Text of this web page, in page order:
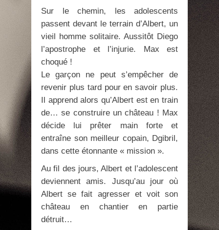
Sur le chemin, les adolescents
passent devant le terrain d’Albert, un
vieil homme solitaire. Aussitôt Diego
l’apostrophe et l’injurie. Max est
choqué !
Le garçon ne peut s’empêcher de
revenir plus tard pour en savoir plus.
Il apprend alors qu’Albert est en train
de… se construire un château ! Max
décide lui prêter main forte et
entraîne son meilleur copain, Dgibril,
dans cette étonnante « mission ».
Au fil des jours, Albert et l’adolescent
deviennent amis. Jusqu’au jour où
Albert se fait agresser et voit son
château en chantier en partie
détruit…